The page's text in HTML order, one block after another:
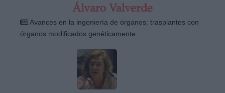
Álvaro Valverde
Avances en la ingeniería de órganos: trasplantes con
órganos modificados genéticamente